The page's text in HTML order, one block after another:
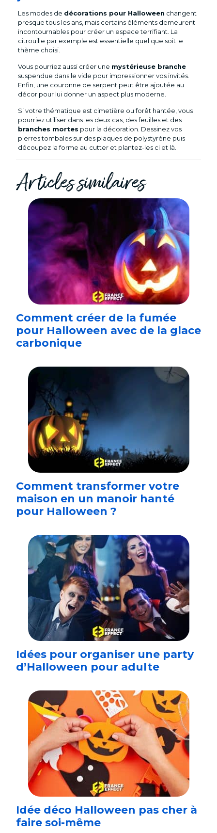
Les modes de décorations pour Halloween changent
presque tous les ans, mais certains éléments demeurent
incontournables pour créer un espace terrifiant. La
citrouille par exemple est essentielle quel que soit le
thème choisi.
Vous pourriez aussi créer une mystérieuse branche
suspendue dans le vide pour impressionner vos invités.
Enfin, une couronne de serpent peut être ajoutée au
décor pour lui donner un aspect plus moderne.
Si votre thématique est cimetière ou forêt hantée, vous
pourriez utiliser dans les deux cas, des feuilles et des
branches mortes pour la décoration. Dessinez vos
pierres tombales sur des plaques de polystyrène puis
découpez la forme au cutter et plantez-les ci et là.
Articles similaires
Comment créer de la fumée
pour Halloween avec de la glace
carbonique
Comment transformer votre
maison en un manoir hanté
pour Halloween ?
Idées pour organiser une party
d’Halloween pour adulte
Idée déco Halloween pas cher à
faire soi-même